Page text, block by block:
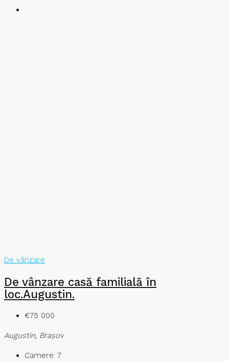
De vânzare
De vânzare casă familială în
loc.Augustin.
€75 000
Augustin, Brașov
Camere: 7